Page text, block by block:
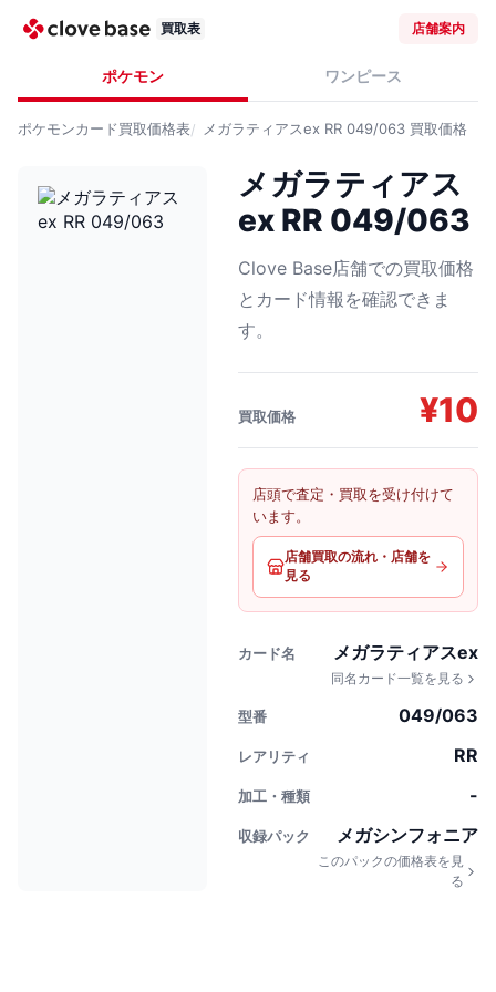
買取表 店舗案内
ポケモン ワンピース
ポケモンカード買取価格表 メガラティアスex RR 049/063 買取価格
メガラティアス
ex RR 049/063
Clove Base店舗での買取価格
とカード情報を確認できま
す。
買取価格 ¥10
店頭で査定・買取を受け付けて
います。
店舗買取の流れ・店舗を
見る
カード名 メガラティアスex
同名カード一覧を見る
型番 049/063
レアリティ RR
加工・種類 -
収録パック メガシンフォニア
このパックの価格表を見
る